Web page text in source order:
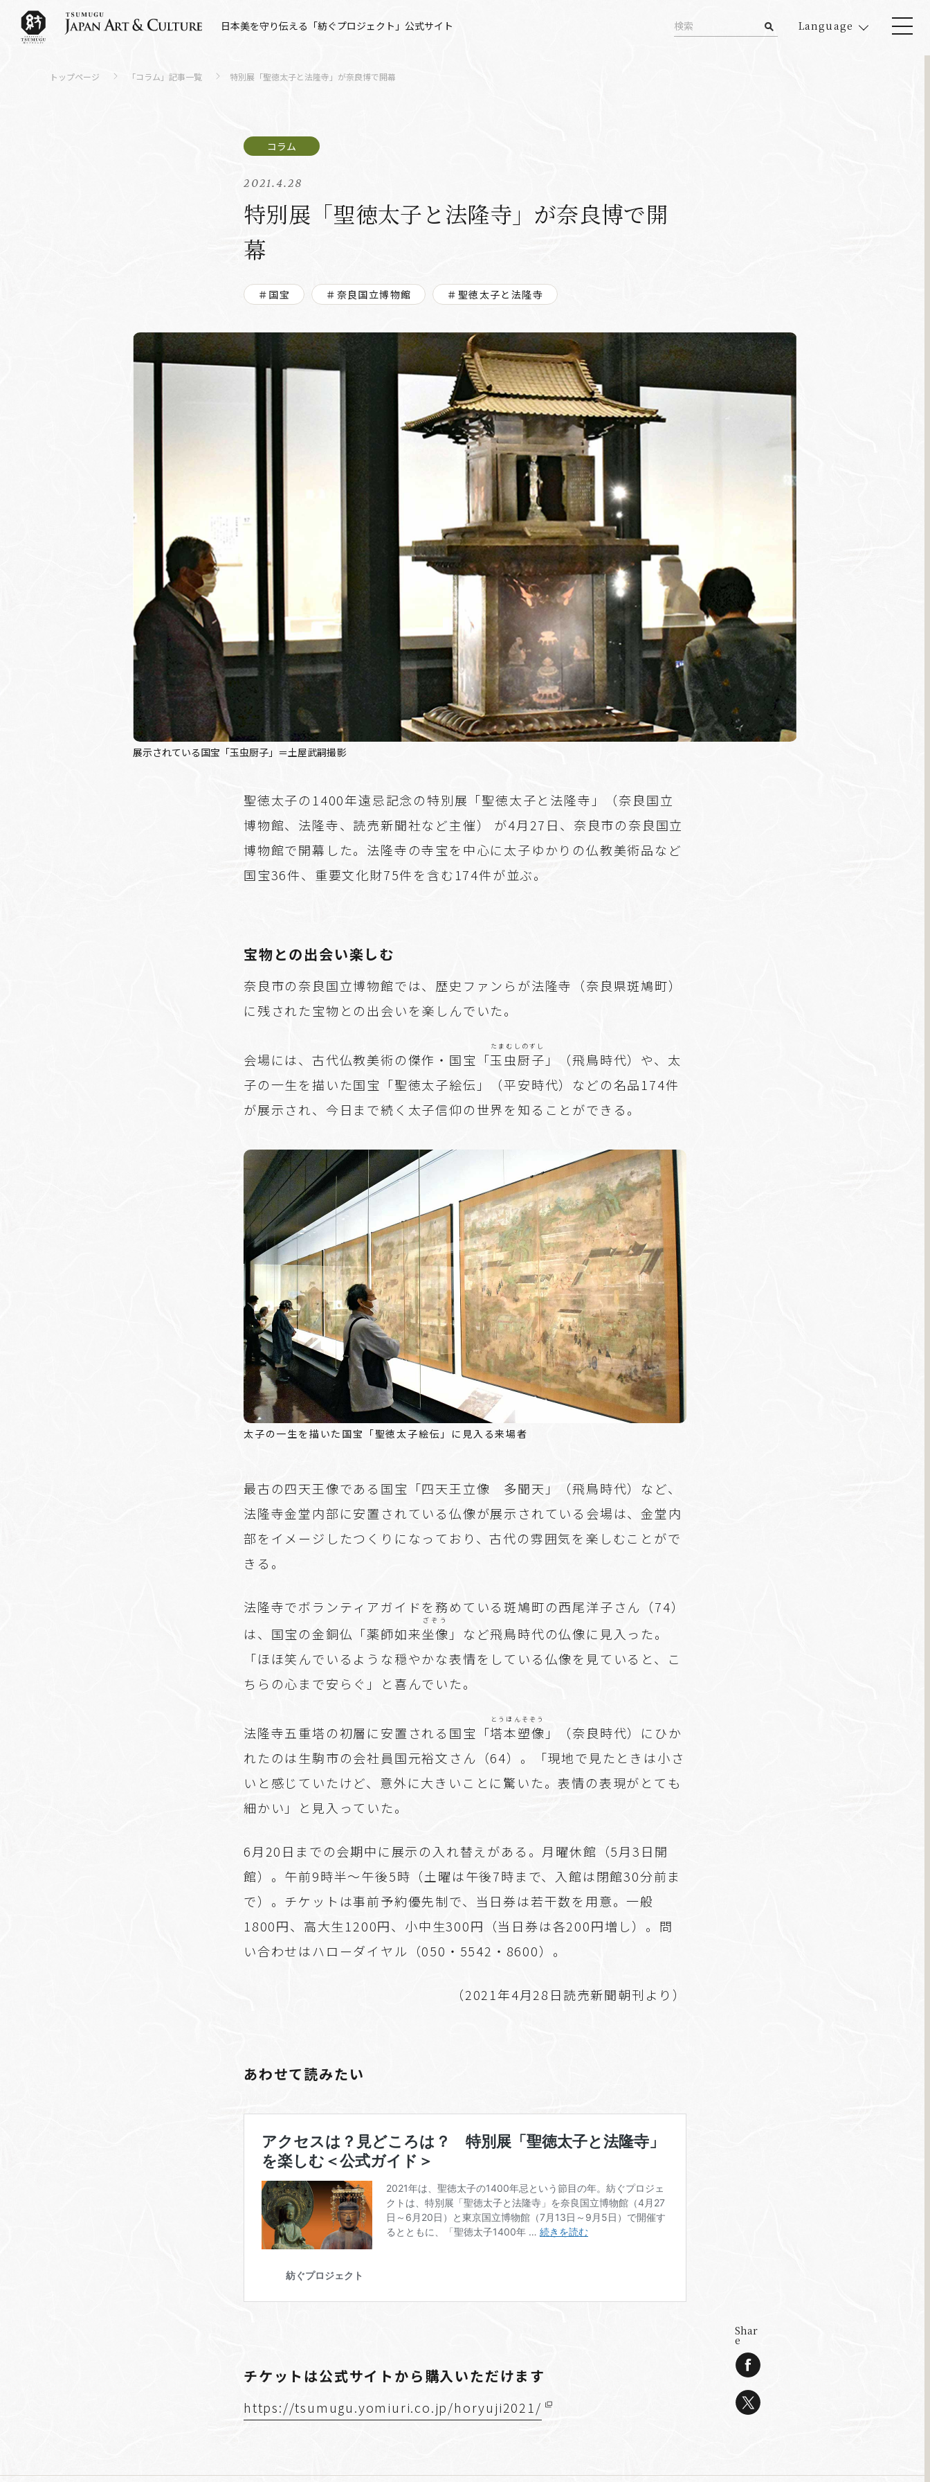
日本美を守り伝える「紡ぐプロジェクト」公式サイト Language
トップページ 「コラム」記事一覧 特別展「聖徳太子と法隆寺」が奈良博で開幕
2021.4.28
特別展「聖徳太子と法隆寺」が奈良博で開
幕
＃国宝 ＃奈良国立博物館 ＃聖徳太子と法隆寺
展示されている国宝「玉虫厨子」＝土屋武嗣撮影
聖徳太子の1400年遠忌記念の特別展「聖徳太子と法隆寺」（奈良国立
博物館、法隆寺、読売新聞社など主催） が4月27日、奈良市の奈良国立
博物館で開幕した。法隆寺の寺宝を中心に太子ゆかりの仏教美術品など
国宝36件、重要文化財75件を含む174件が並ぶ。
宝物との出会い楽しむ
奈良市の奈良国立博物館では、歴史ファンらが法隆寺（奈良県斑鳩町）
に残された宝物との出会いを楽しんでいた。
会場には、古代仏教美術の傑作・国宝「玉虫厨子
たまむしのずし
」（飛鳥時代）や、太
子の一生を描いた国宝「聖徳太子絵伝」（平安時代）などの名品174件
が展示され、今日まで続く太子信仰の世界を知ることができる。
太子の一生を描いた国宝「聖徳太子絵伝」に見入る来場者
最古の四天王像である国宝「四天王立像 多聞天」（飛鳥時代）など、
法隆寺金堂内部に安置されている仏像が展示されている会場は、金堂内
部をイメージしたつくりになっており、古代の雰囲気を楽しむことがで
きる。
法隆寺でボランティアガイドを務めている斑鳩町の西尾洋子さん（74）
は、国宝の金銅仏「薬師如来坐像
ざぞう
」など飛鳥時代の仏像に見入った。
「ほほ笑んでいるような穏やかな表情をしている仏像を見ていると、こ
ちらの心まで安らぐ」と喜んでいた。
法隆寺五重塔の初層に安置される国宝「塔本塑像
とうほんそぞう
」（奈良時代）にひか
れたのは生駒市の会社員国元裕文さん（64）。「現地で見たときは小さ
いと感じていたけど、意外に大きいことに驚いた。表情の表現がとても
細かい」と見入っていた。
6月20日までの会期中に展示の入れ替えがある。月曜休館（5月3日開
館）。午前9時半～午後5時（土曜は午後7時まで、入館は閉館30分前ま
で）。チケットは事前予約優先制で、当日券は若干数を用意。一般
1800円、高大生1200円、小中生300円（当日券は各200円増し）。問
い合わせはハローダイヤル（050・5542・8600）。
（2021年4月28日読売新聞朝刊より）
あわせて読みたい
チケットは公式サイトから購入いただけます
https://tsumugu.yomiuri.co.jp/horyuji2021/
Shar
e